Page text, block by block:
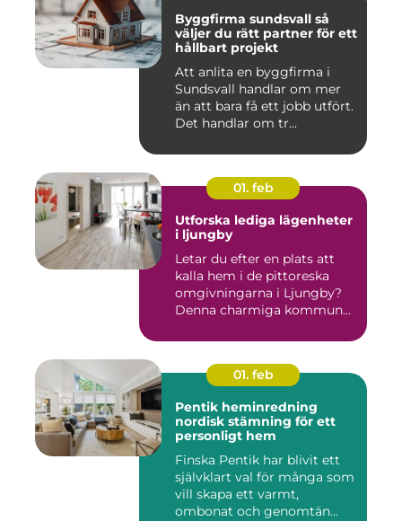
Byggfirma sundsvall så
väljer du rätt partner för ett
hållbart projekt
Att anlita en byggfirma i
Sundsvall handlar om mer
än att bara få ett jobb utfört.
Det handlar om tr...
01. feb
Utforska lediga lägenheter
i ljungby
Letar du efter en plats att
kalla hem i de pittoreska
omgivningarna i Ljungby?
Denna charmiga kommun...
01. feb
Pentik heminredning
nordisk stämning för ett
personligt hem
Finska Pentik har blivit ett
självklart val för många som
vill skapa ett varmt,
ombonat och genomtän...